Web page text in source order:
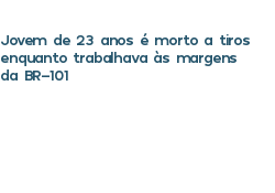
Jovem de 23 anos é morto a tiros
enquanto trabalhava às margens
da BR-101